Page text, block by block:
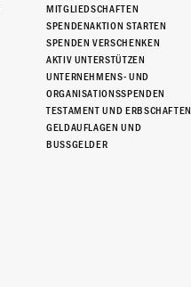
MITGLIEDSCHAFTEN
SPENDENAKTION STARTEN
SPENDEN VERSCHENKEN
AKTIV UNTERSTÜTZEN
UNTERNEHMENS- UND
ORGANISATIONSSPENDEN
TESTAMENT UND ERBSCHAFTEN
GELDAUFLAGEN UND
BUSSGELDER